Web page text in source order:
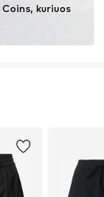
Coins, kuriuos